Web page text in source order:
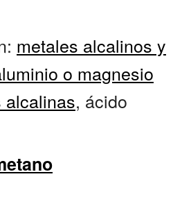
metales alcalinos y
o magnesio
alcalinas, ácido